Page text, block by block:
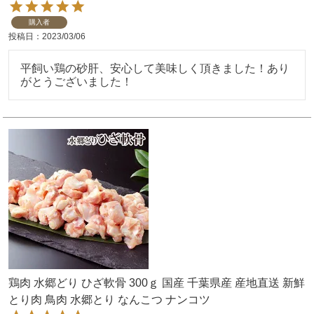
購入者
投稿日 2023/03/06
平飼い鶏の砂肝、安心して美味しく頂きました！あり
がとうございました！
鶏肉 水郷どり ひざ軟骨 300ｇ 国産 千葉県産 産地直送 新鮮
とり肉 鳥肉 水郷とり なんこつ ナンコツ